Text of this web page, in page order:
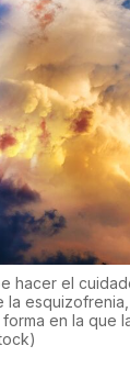
hacer el
en la que
)